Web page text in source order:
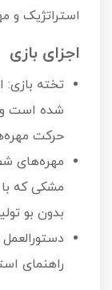
استراتژیک
اجزای بازی
شده است و
حرکت
بدون بو
راهنمای